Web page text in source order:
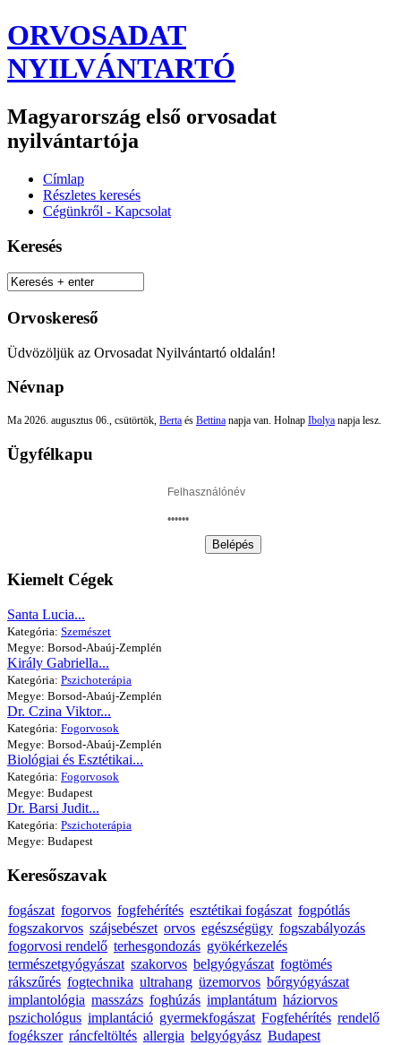
ORVOSADAT
NYILVÁNTARTÓ
Magyarország első orvosadat
nyilvántartója
Címlap
Részletes keresés
Cégünkről - Kapcsolat
Keresés
Orvoskereső
Üdvözöljük az Orvosadat Nyilvántartó oldalán!
Névnap
Ma 2026. augusztus 06., csütörtök, Berta és Bettina napja van. Holnap Ibolya napja lesz.
Ügyfélkapu
Belépés
Kiemelt Cégek
Santa Lucia...
Kategória: Szemészet
Megye: Borsod-Abaúj-Zemplén
Király Gabriella...
Kategória: Pszichoterápia
Megye: Borsod-Abaúj-Zemplén
Dr. Czina Viktor...
Kategória: Fogorvosok
Megye: Borsod-Abaúj-Zemplén
Biológiai és Esztétikai...
Kategória: Fogorvosok
Megye: Budapest
Dr. Barsi Judit...
Kategória: Pszichoterápia
Megye: Budapest
Keresőszavak
fogászat fogorvos fogfehérítés esztétikai fogászat fogpótlás
fogszakorvos szájsebészet orvos egészségügy fogszabályozás
fogorvosi rendelő terhesgondozás gyökérkezelés
természetgyógyászat szakorvos belgyógyászat fogtömés
rákszűrés fogtechnika ultrahang üzemorvos bőrgyógyászat
implantológia masszázs foghúzás implantátum háziorvos
pszichológus implantáció gyermekfogászat Fogfehérítés rendelő
fogékszer ráncfeltöltés allergia belgyógyász Budapest